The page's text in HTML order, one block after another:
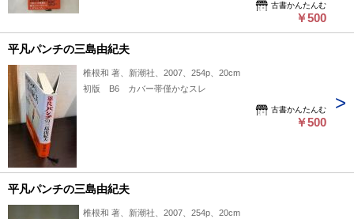
古書かんたんむ
￥500
平凡パンチの三島由紀夫
椎根和 著、新潮社、2007、254p、20cm
初版 B6 カバー帯僅かなスレ
古書かんたんむ
￥500
平凡パンチの三島由紀夫
椎根和 著、新潮社、2007、254p、20cm